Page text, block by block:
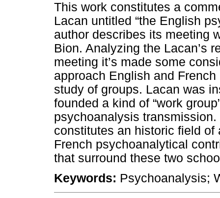
This work constitutes a
Lacan untitled “the English
author describes its meeting
Bion. Analyzing the Lacan’s
meeting it’s made some
approach English and
study of groups. Lacan was
founded a kind of “work
psychoanalysis
constitutes an historic field
French psychoanalytical
that surround these two
Keywords: Psychoanalysis;